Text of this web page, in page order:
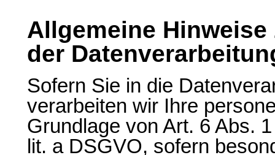
Allgemeine
der
Sofern Sie in die
verarbeiten wir Ihre
Grundlage von Art. 6 Abs.
lit. a DSGVO, sofern